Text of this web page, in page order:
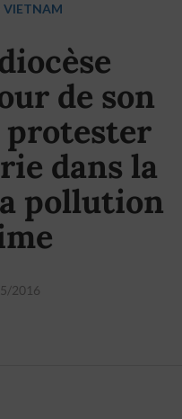
VIETNAM
de son
protester
dans la
pollution
2016